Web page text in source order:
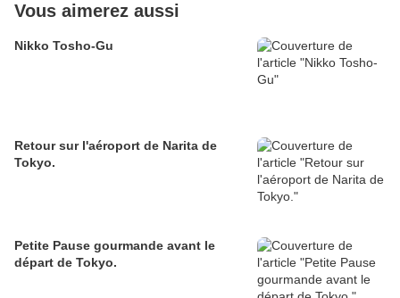
Vous aimerez aussi
Nikko Tosho-Gu
Retour sur l'aéroport de Narita de
Tokyo.
Petite Pause gourmande avant le
départ de Tokyo.